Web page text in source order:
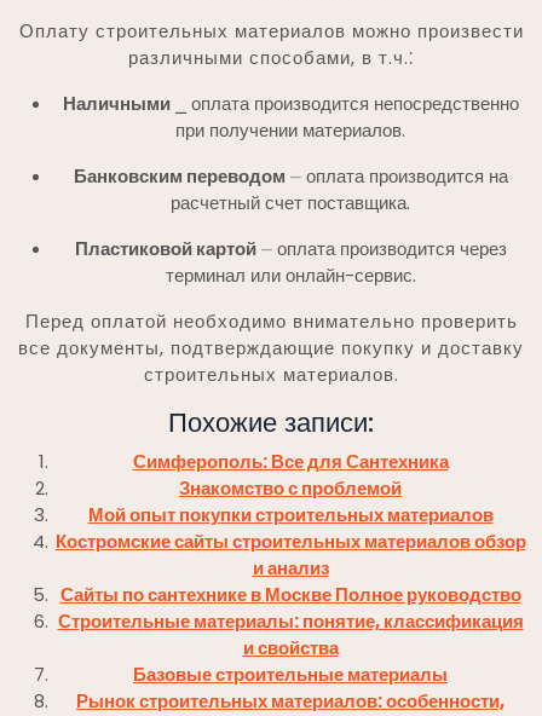
Оплату строительных материалов можно произвести
различными способами, в т.ч.⁚
Наличными⎯ оплата производится непосредственно
при получении материалов.
Банковским переводом ⏤ оплата производится на
расчетный счет поставщика.
Пластиковой картой⏤ оплата производится через
терминал или онлайн-сервис.
Перед оплатой необходимо внимательно проверить
все документы, подтверждающие покупку и доставку
строительных материалов.
Похожие записи:
Симферополь: Все для Сантехника
Знакомство с проблемой
Мой опыт покупки строительных материалов
Костромские сайты строительных материалов обзор
и анализ
Сайты по сантехнике в Москве Полное руководство
Строительные материалы: понятие, классификация
и свойства
Базовые строительные материалы
Рынок строительных материалов: особенности,